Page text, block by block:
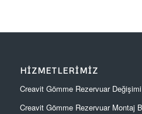
HIZMETLERIMIZ
Creavit Gömme Rezervuar Değişimi
Creavit Gömme Rezervuar Montaj